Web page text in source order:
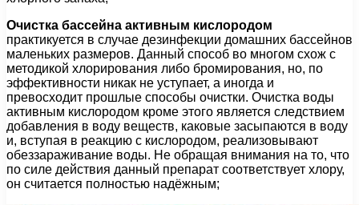
Очистка бассейна активным кислородом
практикуется в случае дезинфекции домашних бассейнов
маленьких размеров. Данный способ во многом схож с
методикой хлорирования либо бромирования, но, по
эффективности никак не уступает, а иногда и
превосходит прошлые способы очистки. Очистка воды
активным кислородом кроме этого является следствием
добавления в воду веществ, каковые засыпаются в воду
и, вступая в реакцию с кислородом, реализовывают
обеззараживание воды. Не обращая внимания на то, что
по силе действия данный препарат соответствует хлору,
он считается полностью надёжным;